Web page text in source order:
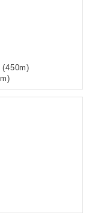
(450m)
m)